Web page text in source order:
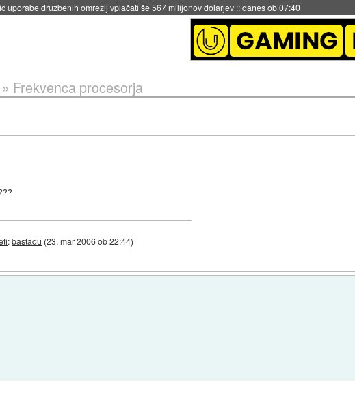
uporabe družbenih omrežij vplačati še 567 milijonov dolarjev ::danes ob 07:40
Frekvenca procesorja
:bastadu (23. mar 2006 ob 22:44)